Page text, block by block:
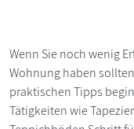
Wenn Sie noch wenig
Wohnung haben
praktischen Tipps
Tätigkeiten wie